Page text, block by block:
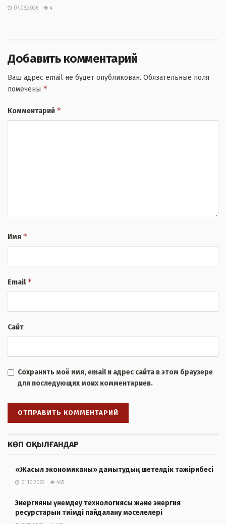
07.08.2026 4
Добавить комментарий
Ваш адрес email не будет опубликован. Обязательные поля
помечены *
Комментарий *
Имя *
Email*
Сайт
Сохранить моё имя, email и адрес сайта в этом браузере
для последующих моих комментариев.
КӨП ОҚЫЛҒАНДАР
«Жасыл экономиканы» дамытудың шетелдік тәжірибесі
01.10.2022 465
Энергияны үнемдеу технологиясы және энергия
ресурстарын тиімді пайдалану мәселелері